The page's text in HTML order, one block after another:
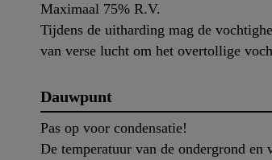
Maximaal 75% R.V.
Tijdens de uitharding mag de
van verse lucht om het overtollige
Dauwpunt
Pas op voor condensatie!
De temperatuur van de ondergrond